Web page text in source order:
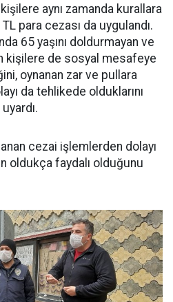
aynı zamanda kurallara
para cezası da uygulandı.
65 yaşını doldurmayan ve
kişilere de sosyal mesafeye
oynanan zar ve pullara
da tehlikede olduklarını
cezai işlemlerden dolayı
oldukça faydalı olduğunu